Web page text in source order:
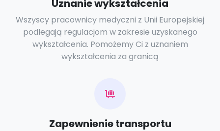
Uznanie wykształcenia
Wszyscy pracownicy medyczni z Unii Europejskiej
podlegają regulacjom w zakresie uzyskanego
wykształcenia. Pomożemy Ci z uznaniem
wykształcenia za granicą
Zapewnienie transportu